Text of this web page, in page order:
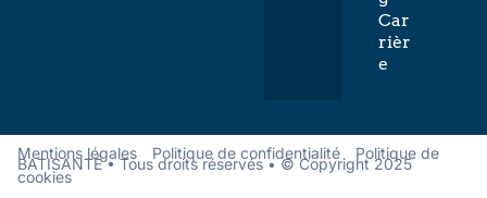
Car
rièr
e
BATISANTÉ • Tous droits réservés • © Copyright 2025
Mentions légales Politique de confidentialité
Politique de
cookies